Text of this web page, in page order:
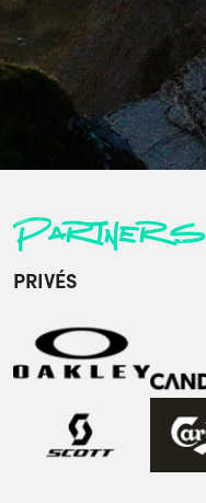
Partners
PRIVÉS